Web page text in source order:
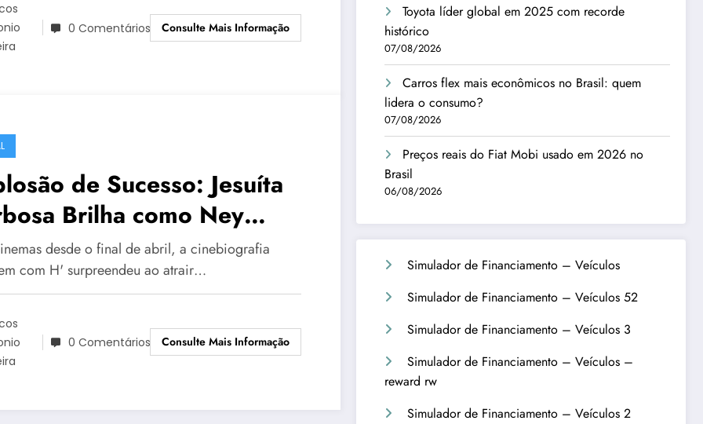
0 Comentários Consulte Mais Informação
de Sucesso: Jesuíta
Brilha como Ney
em ‘Homem com
desde o final de abril, a cinebiografia
com H' surpreendeu ao atrair…
0 Comentários Consulte Mais Informação
Toyota líder global em 2025 com recorde
histórico
07/08/2026
Carros flex mais econômicos no Brasil: quem
lidera o consumo?
07/08/2026
Preços reais do Fiat Mobi usado em 2026 no
Brasil
06/08/2026
Simulador de Financiamento – Veículos
Simulador de Financiamento – Veículos 52
Simulador de Financiamento – Veículos 3
Simulador de Financiamento – Veículos –
reward rw
Simulador de Financiamento – Veículos 2